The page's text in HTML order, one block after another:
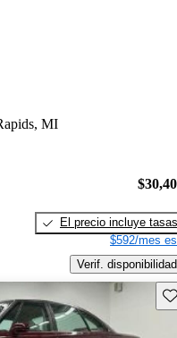
MI
El precio incluye tasas
$592/mes
Verif. disponibilidad